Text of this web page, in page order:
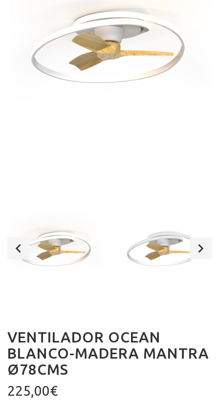
VENTILADOR OCEAN
BLANCO-MADERA MANTRA
Ø78CMS
225,00€